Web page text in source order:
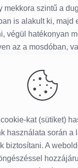
mekkora szintű a
is alakult ki, majd
végül hatékonyan
az a mosdóban,
a makacs dugulást.
és minket hív,
kerületben lakik.
kat (sütiket)
használata során a
biztosítani. A